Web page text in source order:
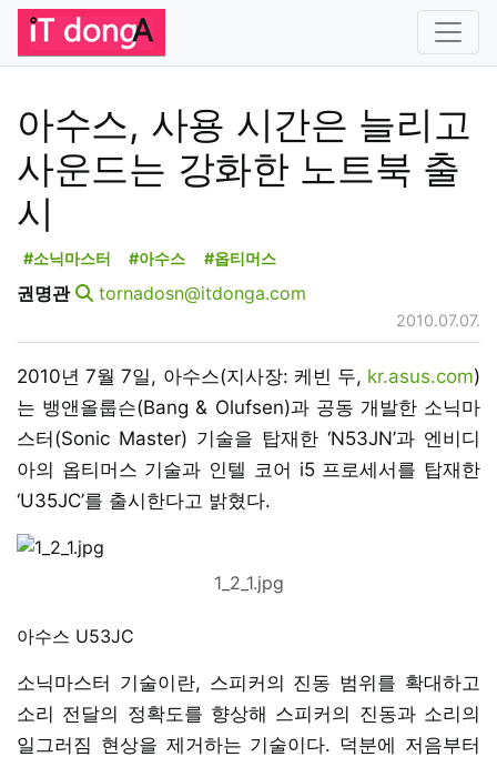
아수스, 사용 시간은 늘리고
사운드는 강화한 노트북 출
시
#소닉마스터 #아수스 #옵티머스
권명관 tornadosn@itdonga.com
2010.07.07.
2010년 7월 7일, 아수스(지사장: 케빈 두, kr.asus.com)
는 뱅앤올룹슨(Bang & Olufsen)과 공동 개발한 소닉마
스터(Sonic Master) 기술을 탑재한 ‘N53JN’과 엔비디
아의 옵티머스 기술과 인텔 코어 i5 프로세서를 탑재한
‘U35JC’를 출시한다고 밝혔다.
1_2_1.jpg
아수스 U53JC
소닉마스터 기술이란, 스피커의 진동 범위를 확대하고
소리 전달의 정확도를 향상해 스피커의 진동과 소리의
일그러짐 현상을 제거하는 기술이다. 덕분에 저음부터